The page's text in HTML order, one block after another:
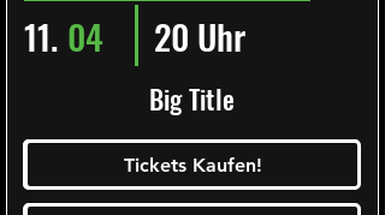
Big Title
11. 04 20 Uhr
Tickets Kaufen!
Ticketalarm abonieren!
Tickets Kaufen!